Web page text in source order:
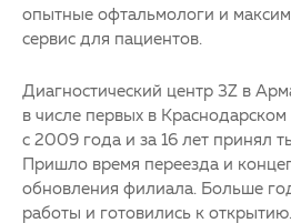
опытные офтальмологи и
сервис для пациентов.
Диагностический центр 3Z в
в числе первых в
с 2009 года и за 16 лет принял
Пришло время переезда и
обновления филиала. Больше
работы и готовились к открытию.